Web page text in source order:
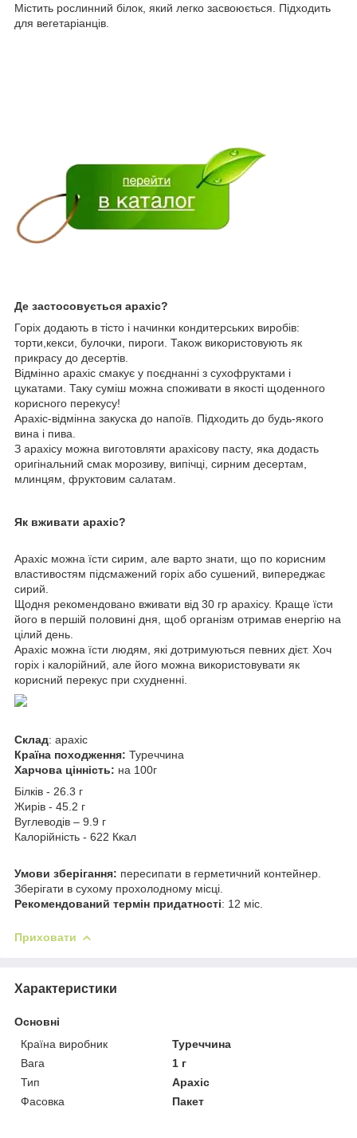
Містить рослинний білок, який легко засвоюється. Підходить
для вегетаріанців.
Де застосовується арахіс?
Горіх додають в тісто і начинки кондитерських виробів:
торти,кекси, булочки, пироги. Також використовують як
прикрасу до десертів.
Відмінно арахіс смакує у поєднанні з сухофруктами і
цукатами. Таку суміш можна споживати в якості щоденного
корисного перекусу!
Арахіс-відмінна закуска до напоїв. Підходить до будь-якого
вина і пива.
З арахісу можна виготовляти арахісову пасту, яка додасть
оригінальний смак морозиву, випічці, сирним десертам,
млинцям, фруктовим салатам.
Як вживати арахіс?
Арахіс можна їсти сирим, але варто знати, що по корисним
властивостям підсмажений горіх або сушений, випереджає
сирий.
Щодня рекомендовано вживати від 30 гр арахісу. Краще їсти
його в першій половині дня, щоб організм отримав енергію на
цілий день.
Арахіс можна їсти людям, які дотримуються певних дієт. Хоч
горіх і калорійний, але його можна використовувати як
корисний перекус при схудненні.
Склад: арахіс
Країна походження: Туреччина
Харчова цінність: на 100г
Білків - 26.3 г
Жирів - 45.2 г
Вуглеводів – 9.9 г
Калорійність - 622 Ккал
Умови зберігання: пересипати в герметичний контейнер.
Зберігати в сухому прохолодному місці.
Рекомендований термін придатності: 12 міс.
Приховати
Характеристики
Основні
Країна виробник
Туреччина
Вага
1 г
Тип
Арахіс
Фасовка
Пакет